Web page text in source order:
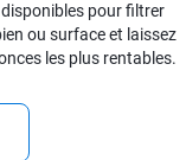
pour filtrer
ou surface et laissez
les plus rentables.